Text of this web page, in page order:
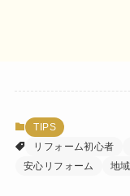
TIPS
リフォーム初心者
安心リフォーム
地